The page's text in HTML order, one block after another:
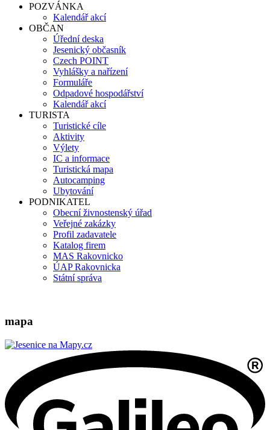
POZVÁNKA
Kalendář akcí
OBČAN
Úřední deska
Jesenický občasník
Czech POINT
Vyhlášky a nařízení
Formuláře
Odpadové hospodářství
Kalendář akcí
TURISTA
Turistické cíle
Aktivity
Výlety
IC a informace
Turistická mapa
Autocamping
Ubytování
PODNIKATEL
Obecní živnostenský úřad
Veřejné zakázky
Profil zadavatele
Katalog firem
MAS Rakovnicko
ÚAP Rakovnicka
Státní správa
mapa